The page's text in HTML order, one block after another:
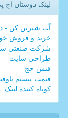
لینک دوستان اچ
آب شیرین کن -
خرید و فروش
شرکت صنعتی
طراحی سایت
فیش حج
قیمت بیسیم
کوتاه کننده لینک